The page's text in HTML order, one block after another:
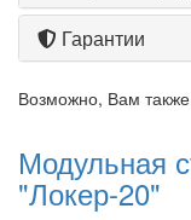
Гарантии
Возможно, Вам
Модульная
"Локер-20"